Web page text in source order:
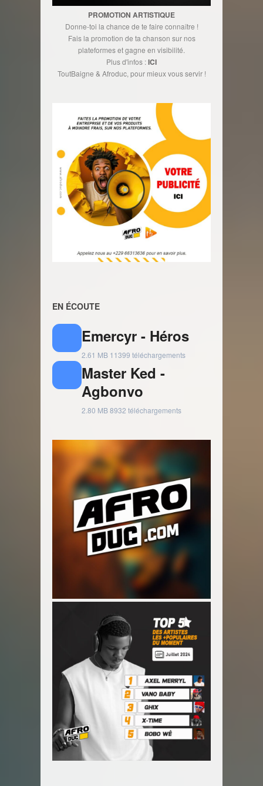
PROMOTION ARTISTIQUE
Donne-toi la chance de te faire connaître !
Fais la promotion de ta chanson sur nos
plateformes et gagne en visibilité.
Plus d'infos :ICI
ToutBaigne & Afroduc, pour mieux vous servir !
EN ÉCOUTE
Emercyr - Héros
2.61 MB 11399 téléchargements
Master Ked -
Agbonvo
2.80 MB8932 téléchargements